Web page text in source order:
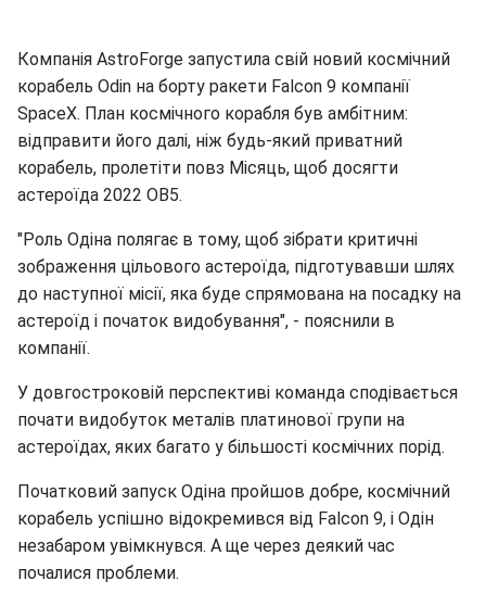
Компанія AstroForge запустила свій новий космічний
корабель Odin на борту ракети Falcon 9 компанії
SpaceX. План космічного корабля був амбітним:
відправити його далі, ніж будь-який приватний
корабель, пролетіти повз Місяць, щоб досягти
астероїда 2022 ОВ5.
"Роль Одіна полягає в тому, щоб зібрати критичні
зображення цільового астероїда, підготувавши шлях
до наступної місії, яка буде спрямована на посадку на
астероїд і початок видобування", - пояснили в
компанії.
У довгостроковій перспективі команда сподівається
почати видобуток металів платинової групи на
астероїдах, яких багато у більшості космічних порід.
Початковий запуск Одіна пройшов добре, космічний
корабель успішно відокремився від Falcon 9, і Одін
незабаром увімкнувся. А ще через деякий час
почалися проблеми.